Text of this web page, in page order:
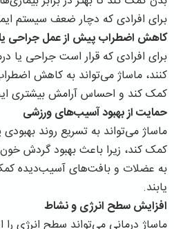
برای افرادی که دچار ضعف سیستم
کاهش اضطراب پیش از عمل جراحی
برای افرادی که قرار است جراحی یا
کنند، ماساژ می‌تواند به کاهش
کمک کند و احساس آرامش بیشتری
حمایت از بهبود آسیب‌های ورزشی
ماساژ می‌تواند به تسریع روند
کمک کند، زیرا باعث بهبود گردش
به عضلات و بافت‌های آسیب‌دیده
یابند.
افزایش سطح انرژی و نشاط
ماساژ درمانی می‌تواند سطح انرژی